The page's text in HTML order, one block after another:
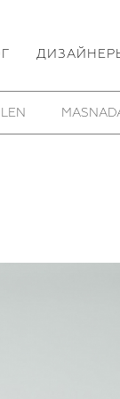
MD75